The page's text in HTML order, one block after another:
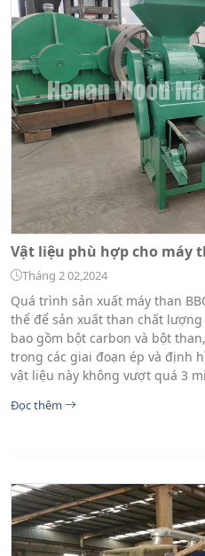
Vật liệu phù hợp cho máy
Tháng 2 02,2024
Quá trình sản xuất máy than
thể để sản xuất than chất
bao gồm bột carbon và bột
trong các giai đoạn ép và định
vật liệu này không vượt quá 3
Đọc thêm